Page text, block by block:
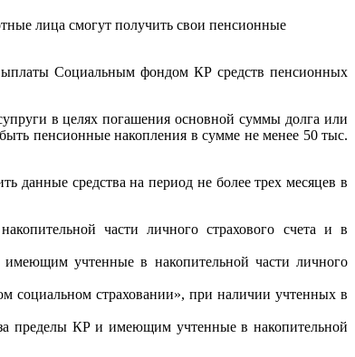
лица смогут получить свои пенсионные
Социальным фондом КР средств пенсионных
в целях погашения основной суммы долга или
пенсионные накопления в сумме не менее 50 тыс.
средства на период не более трех месяцев в
части личного страхового счета и в
учтенные в накопительной части личного
социальном страховании», при наличии учтенных в
пределы КР и имеющим учтенные в накопительной